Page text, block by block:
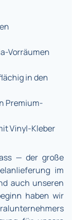
Vorräumen
in den
Premium-
Vinyl-Kleber
— der große
im
auch unseren
haben wir